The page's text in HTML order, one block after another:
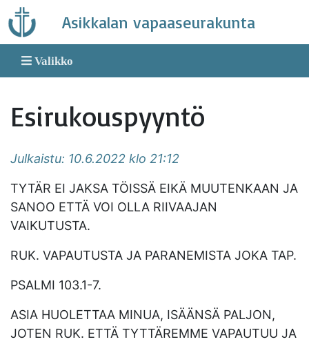
Skip
to
content
Asikkalan vapaaseurakunta
Valikko
Esirukouspyyntö
Julkaistu: 10.6.2022 klo 21:12
TYTÄR EI JAKSA TÖISSÄ EIKÄ MUUTENKAAN JA
SANOO ETTÄ VOI OLLA RIIVAAJAN
VAIKUTUSTA.
RUK. VAPAUTUSTA JA PARANEMISTA JOKA TAP.
PSALMI 103.1-7.
ASIA HUOLETTAA MINUA, ISÄÄNSÄ PALJON,
JOTEN RUK. ETTÄ TYTTÄREMME VAPAUTUU JA